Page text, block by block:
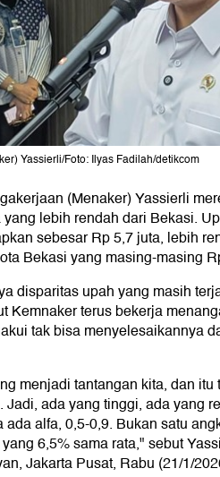
Yassierli/Foto: Ilyas Fadilah/detikcom
(Menaker) Yassierli
lebih rendah dari Bekasi.
sebesar Rp 5,7 juta, lebih
Bekasi yang masing-masing
disparitas upah yang masih
Kemnaker terus bekerja
tak bisa menyelesaikannya
menjadi tantangan kita, dan itu
ada yang tinggi, ada yang
alfa, 0,5-0,9. Bukan satu
6,5% sama rata," sebut
Jakarta Pusat, Rabu (21/1/